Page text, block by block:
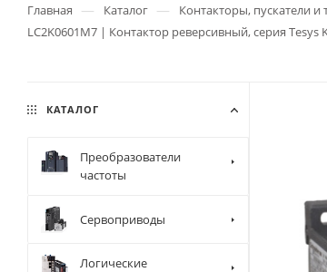
Главная — Каталог — Контакторы, пускатели и
LC2K0601M7 | Контактор реверсивный, серия Tesys
КАТАЛОГ
Преобразователи
частоты
Сервоприводы
Логические